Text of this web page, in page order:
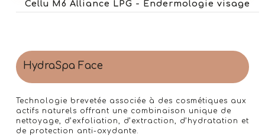
Cellu M6 Alliance LPG - Endermologie visage
HydraSpa Face
Technologie brevetée associée à des cosmétiques aux
actifs naturels offrant une combinaison unique de
nettoyage, d’exfoliation, d’extraction, d’hydratation et
de protection anti-oxydante.